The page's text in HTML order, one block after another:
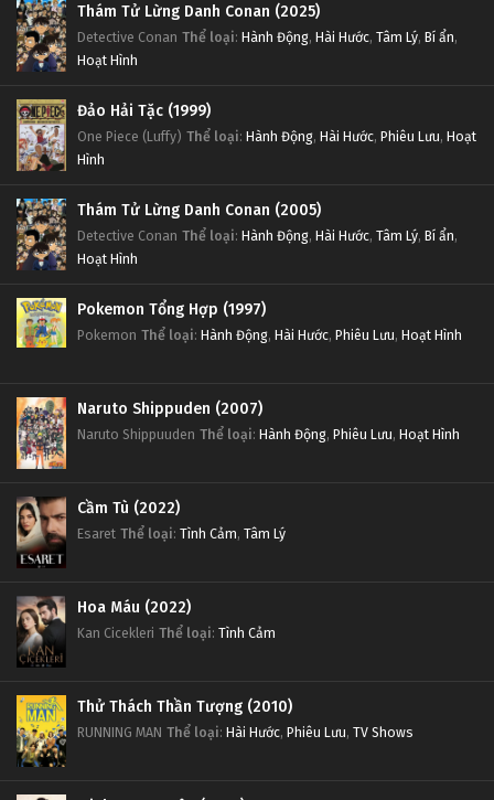
Thám Tử Lừng Danh Conan (2025)
Detective Conan Thể loại: Hành Động, Hài Hước, Tâm Lý, Bí ẩn,
Hoạt Hình
Đảo Hải Tặc (1999)
One Piece (Luffy) Thể loại: Hành Động, Hài Hước, Phiêu Lưu, Hoạt
Hình
Thám Tử Lừng Danh Conan (2005)
Detective Conan Thể loại: Hành Động, Hài Hước, Tâm Lý, Bí ẩn,
Hoạt Hình
Pokemon Tổng Hợp (1997)
Pokemon Thể loại: Hành Động, Hài Hước, Phiêu Lưu, Hoạt Hình
Naruto Shippuden (2007)
Naruto Shippuuden Thể loại: Hành Động, Phiêu Lưu, Hoạt Hình
Cầm Tù (2022)
Esaret Thể loại: Tình Cảm, Tâm Lý
Hoa Máu (2022)
Kan Cicekleri Thể loại: Tình Cảm
Thử Thách Thần Tượng (2010)
RUNNING MAN Thể loại: Hài Hước, Phiêu Lưu, TV Shows